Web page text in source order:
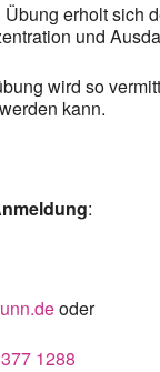
erholt sich
und
wird so
kann.
:
oder
1288